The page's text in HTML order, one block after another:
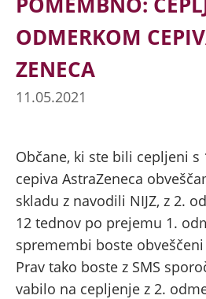
ODMERKOM
ZENECA
11.05.2021
Občane, ki ste bili cepljeni s
cepiva AstraZeneca
skladu z navodili NIJZ, z 2.
12 tednov po prejemu 1.
spremembi boste
Prav tako boste z SMS
vabilo na cepljenje z 2.